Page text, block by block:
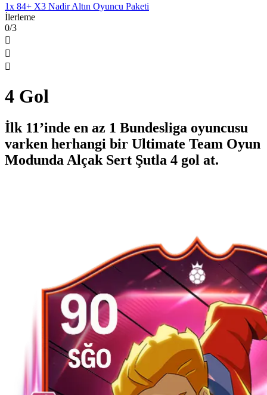
1x 84+ X3 Nadir Altın Oyuncu Paketi
İlerleme
0/3



4 Gol
İlk 11’inde en az 1 Bundesliga oyuncusu
varken herhangi bir Ultimate Team Oyun
Modunda Alçak Sert Şutla 4 gol at.